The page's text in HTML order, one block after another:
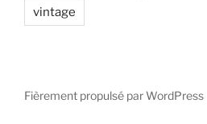
vintage
Fièrement propulsé par WordPress